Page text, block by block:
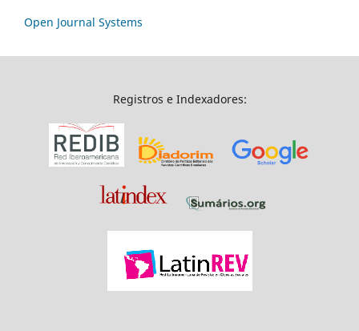
Open Journal Systems
Registros e Indexadores: